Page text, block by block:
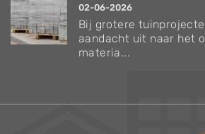
02-06-2026
Bij grotere
aandacht uit naar het
materia...